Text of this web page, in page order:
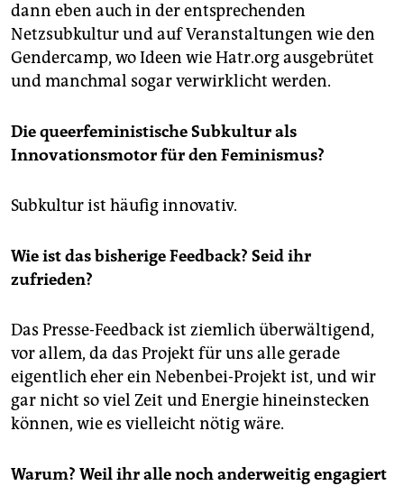
dann eben auch in der entsprechenden
Netzsubkultur und auf Veranstaltungen wie den
Gendercamp, wo Ideen wie Hatr.org ausgebrütet
und manchmal sogar verwirklicht werden.
Die queerfeministische Subkultur als
Innovationsmotor für den Feminismus?
Subkultur ist häufig innovativ.
Wie ist das bisherige Feedback? Seid ihr
zufrieden?
Das Presse-Feedback ist ziemlich überwältigend,
vor allem, da das Projekt für uns alle gerade
eigentlich eher ein Nebenbei-Projekt ist, und wir
gar nicht so viel Zeit und Energie hineinstecken
können, wie es vielleicht nötig wäre.
Warum? Weil ihr alle noch anderweitig engagiert